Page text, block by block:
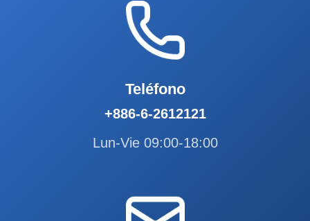
Teléfono
+886-6-2612121
Lun-Vie 09:00-18:00